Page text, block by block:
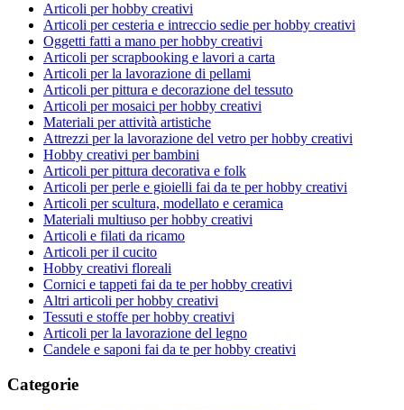
Articoli per hobby creativi
Articoli per cesteria e intreccio sedie per hobby creativi
Oggetti fatti a mano per hobby creativi
Articoli per scrapbooking e lavori a carta
Articoli per la lavorazione di pellami
Articoli per pittura e decorazione del tessuto
Articoli per mosaici per hobby creativi
Materiali per attività artistiche
Attrezzi per la lavorazione del vetro per hobby creativi
Hobby creativi per bambini
Articoli per pittura decorativa e folk
Articoli per perle e gioielli fai da te per hobby creativi
Articoli per scultura, modellato e ceramica
Materiali multiuso per hobby creativi
Articoli e filati da ricamo
Articoli per il cucito
Hobby creativi floreali
Cornici e tappeti fai da te per hobby creativi
Altri articoli per hobby creativi
Tessuti e stoffe per hobby creativi
Articoli per la lavorazione del legno
Candele e saponi fai da te per hobby creativi
Categorie